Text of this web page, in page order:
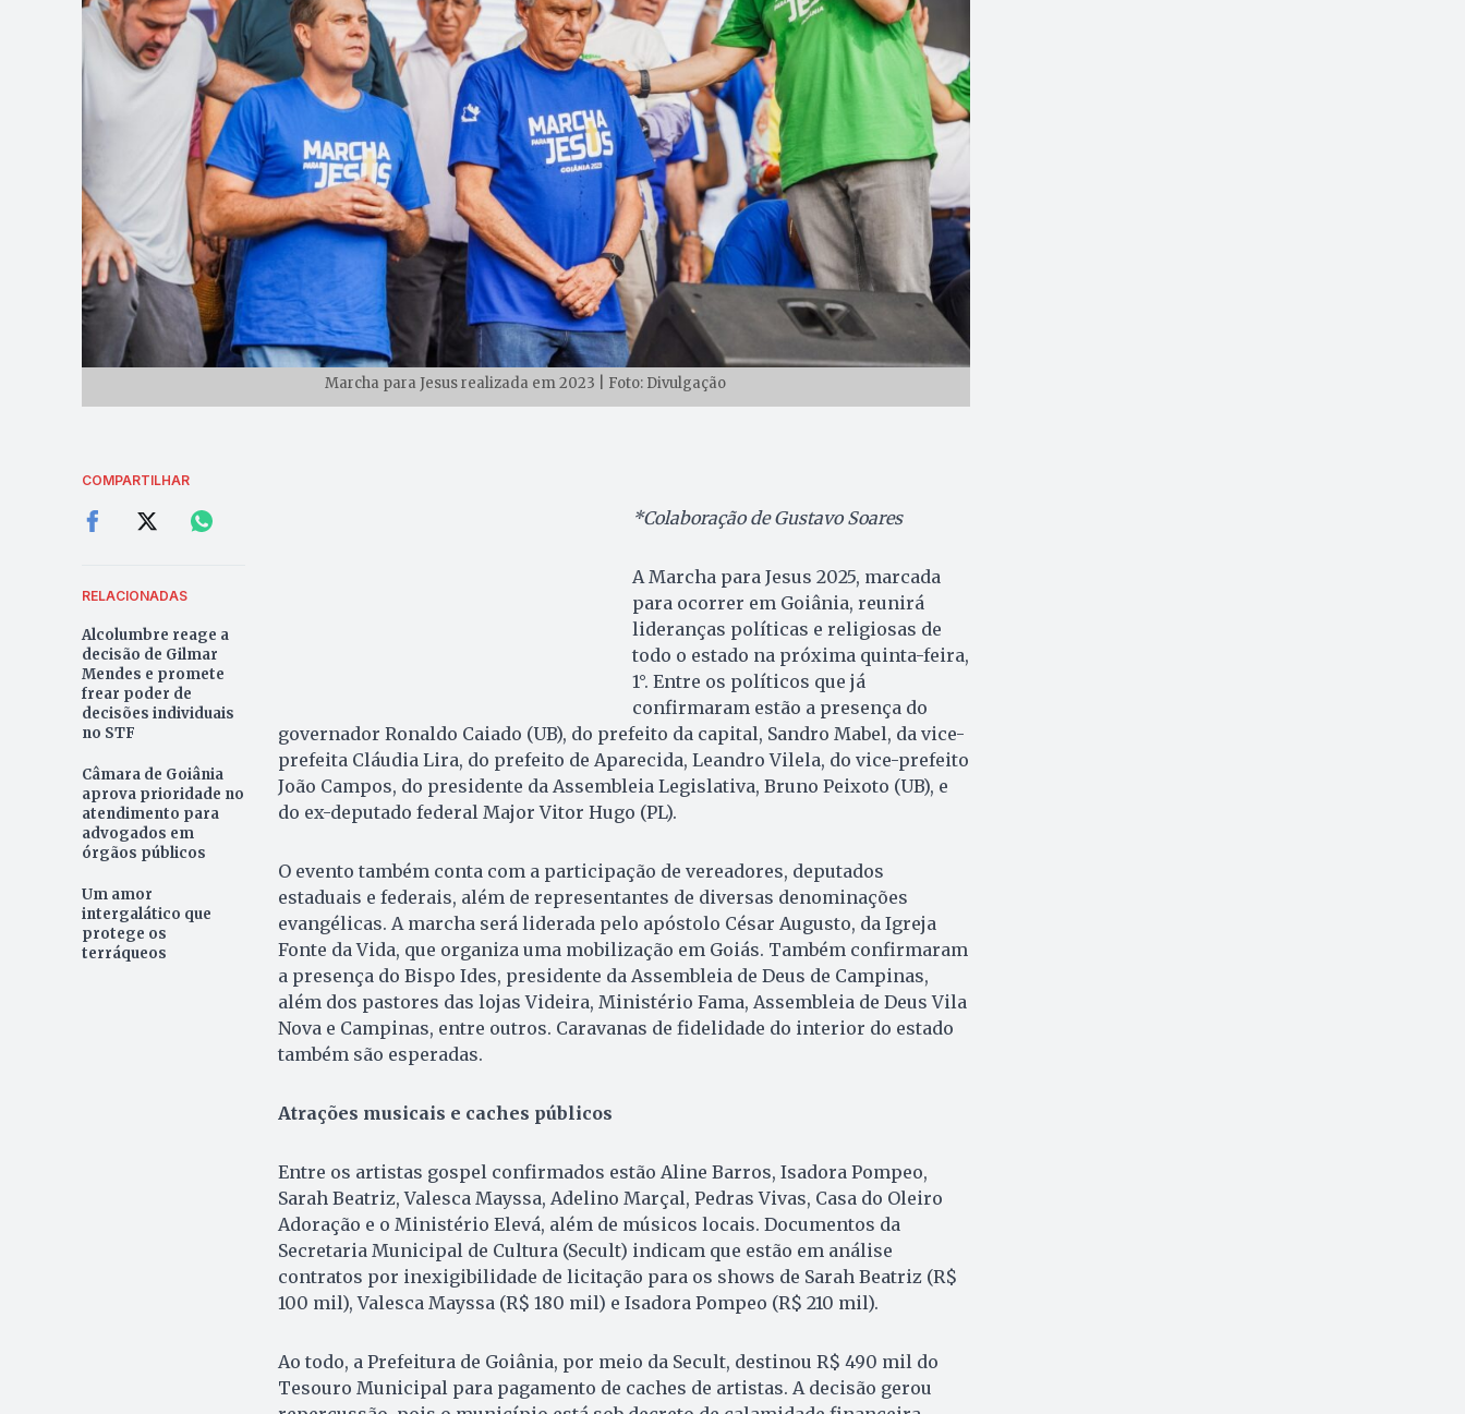
Marcha para Jesus realizada em 2023 | Foto: Divulgação
COMPARTILHAR
RELACIONADAS
Alcolumbre reage a
decisão de Gilmar
Mendes e promete
frear poder de
decisões individuais
no STF
Câmara de Goiânia
aprova prioridade no
atendimento para
advogados em
órgãos públicos
Um amor
intergalático que
protege os
terráqueos
*Colaboração de Gustavo Soares
A Marcha para Jesus 2025, marcada
para ocorrer em Goiânia, reunirá
lideranças políticas e religiosas de
todo o estado na próxima quinta-feira,
1°. Entre os políticos que já
confirmaram estão a presença do
governador Ronaldo Caiado (UB), do prefeito da capital, Sandro Mabel, da vice-
prefeita Cláudia Lira, do prefeito de Aparecida, Leandro Vilela, do vice-prefeito
João Campos, do presidente da Assembleia Legislativa, Bruno Peixoto (UB), e
do ex-deputado federal Major Vitor Hugo (PL).
O evento também conta com a participação de vereadores, deputados
estaduais e federais, além de representantes de diversas denominações
evangélicas. A marcha será liderada pelo apóstolo César Augusto, da Igreja
Fonte da Vida, que organiza uma mobilização em Goiás. Também confirmaram
a presença do Bispo Ides, presidente da Assembleia de Deus de Campinas,
além dos pastores das lojas Videira, Ministério Fama, Assembleia de Deus Vila
Nova e Campinas, entre outros. Caravanas de fidelidade do interior do estado
também são esperadas.
Atrações musicais e caches públicos
Entre os artistas gospel confirmados estão Aline Barros, Isadora Pompeo,
Sarah Beatriz, Valesca Mayssa, Adelino Marçal, Pedras Vivas, Casa do Oleiro
Adoração e o Ministério Elevá, além de músicos locais. Documentos da
Secretaria Municipal de Cultura (Secult) indicam que estão em análise
contratos por inexigibilidade de licitação para os shows de Sarah Beatriz (R$
100 mil), Valesca Mayssa (R$ 180 mil) e Isadora Pompeo (R$ 210 mil).
Ao todo, a Prefeitura de Goiânia, por meio da Secult, destinou R$ 490 mil do
Tesouro Municipal para pagamento de caches de artistas. A decisão gerou